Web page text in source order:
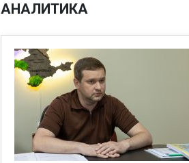
АНАЛИТИКА